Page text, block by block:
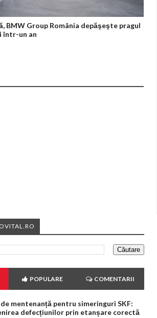
BMW Group România depăşeşte pragul
într-un an
POPULARE COMENTARII
mentenanță pentru simeringuri SKF:
defecțiunilor prin etanșare corectă